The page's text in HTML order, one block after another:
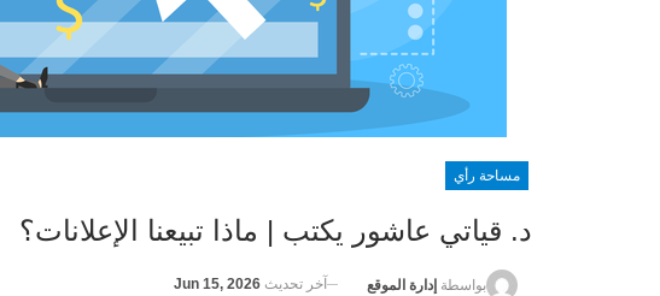
مساحة رأي
د. قياتي عاشور يكتب | ماذا تبيعنا الإعلانات؟
بواسطة إدارة الموقع آخر تحديث Jun 15, 2026